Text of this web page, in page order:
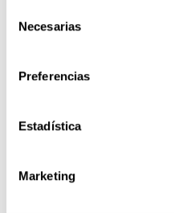
Necesarias
Preferencias
Estadística
Marketing
programa de